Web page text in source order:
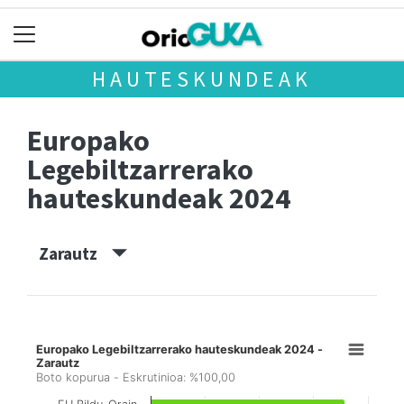
HAUTESKUNDEAK
Europako
Legebiltzarrerako
hauteskundeak 2024
Zarautz
Europako Legebiltzarrerako hauteskundeak 2024 -
Zarautz
Boto kopurua - Eskrutinioa: %100,00